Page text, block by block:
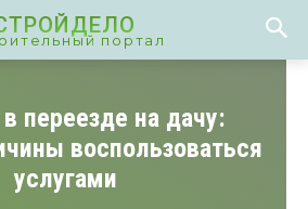
портал
переезде на дачу:
воспользоваться
услугами